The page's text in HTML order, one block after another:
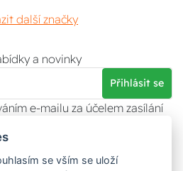
další značky
a novinky
Přihlásit se
e-mailu za účelem zasílání
v
kdykoliv odvolat.
se vším se uloží